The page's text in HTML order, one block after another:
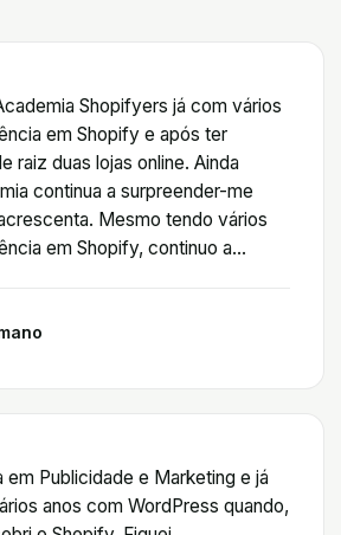
Shopifyers já com vários
em Shopify e após ter
raiz duas lojas online. Ainda
continua a surpreender-me
tendo vários
em Shopify, continuo a
novas ferramentas e novas
lojas. Ao longo deste
vários desafios técnicos com
recebi aconselhamento na
em constante evolução, ter
e a uma comunidade
tempo, tomar melhores
em Publicidade e Marketing e já
anos com WordPress quando,